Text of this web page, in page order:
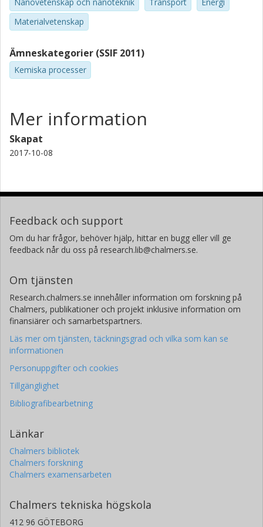
Materialvetenskap
Ämneskategorier (SSIF 2011)
Kemiska processer
Mer information
Skapat
2017-10-08
Feedback och support
Om du har frågor, behöver hjälp, hittar en bugg eller vill ge
feedback når du oss på research.lib@chalmers.se.
Om tjänsten
Research.chalmers.se innehåller information om forskning på
Chalmers, publikationer och projekt inklusive information om
finansiärer och samarbetspartners.
Läs mer om tjänsten, täckningsgrad och vilka som kan se
informationen
Personuppgifter och cookies
Tillgänglighet
Bibliografibearbetning
Länkar
Chalmers bibliotek
Chalmers forskning
Chalmers examensarbeten
Chalmers tekniska högskola
412 96 GÖTEBORG